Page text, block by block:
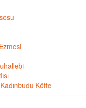
Köfte